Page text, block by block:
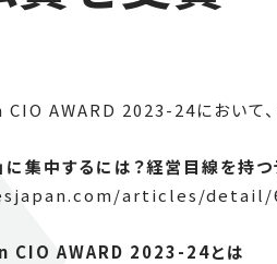
AWARD 2023-24において、
に集中するには？経営目線を持
articles/detail/
AWARD 2023-24とは